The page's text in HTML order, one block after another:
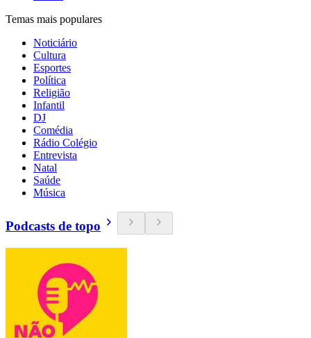
Temas mais populares
Noticiário
Cultura
Esportes
Política
Religião
Infantil
DJ
Comédia
Rádio Colégio
Entrevista
Natal
Saúde
Música
Podcasts de topo